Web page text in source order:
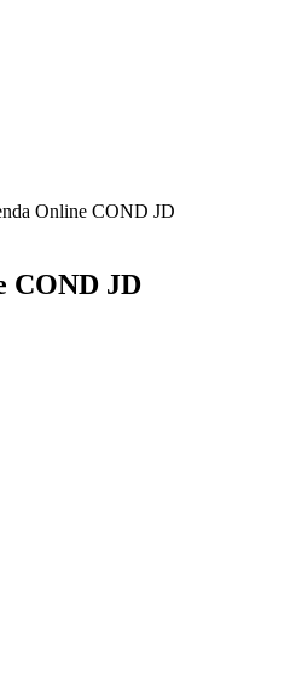
Online COND JD
COND JD